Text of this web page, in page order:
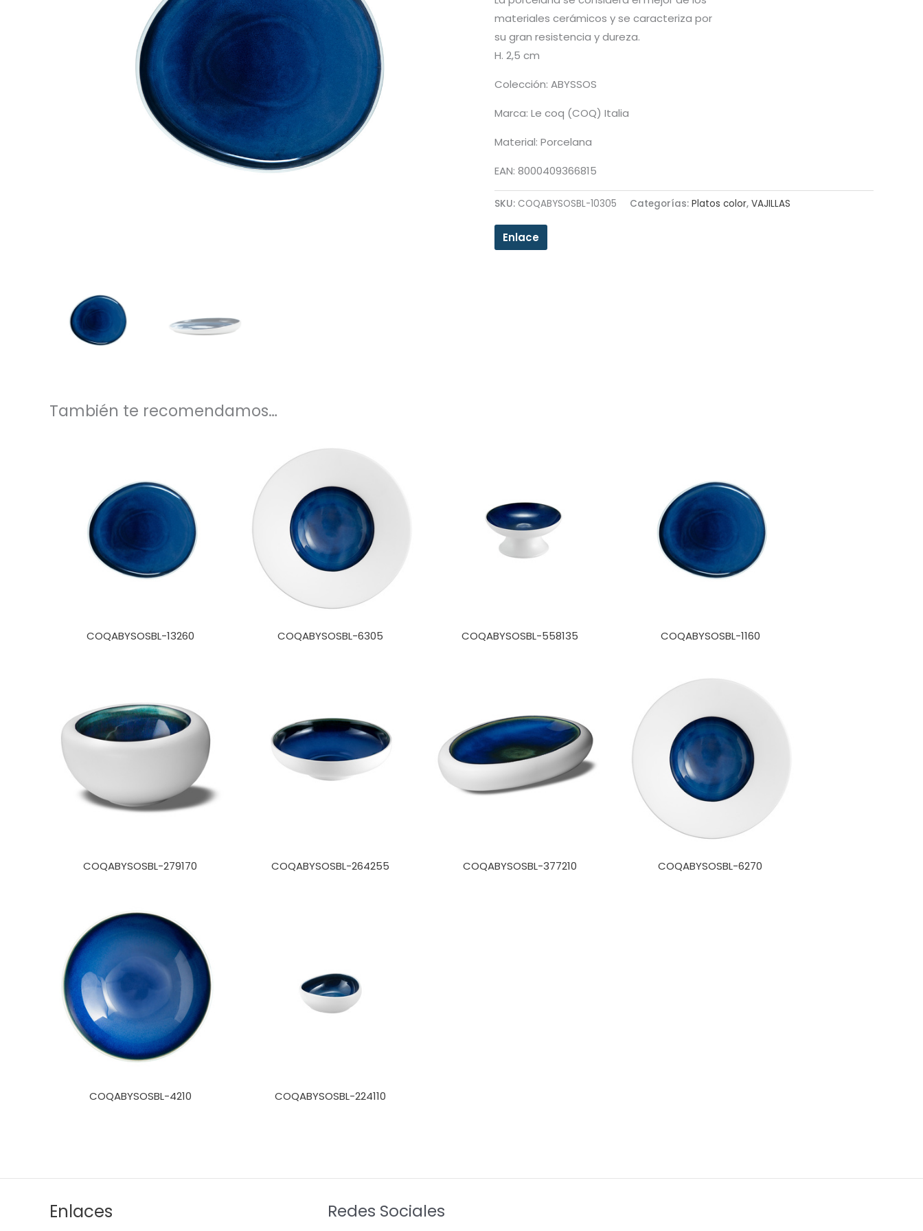
materiales cerámicos y se caracteriza por
su gran resistencia y dureza.
H. 2,5 cm
Colección: ABYSSOS
Marca: Le coq (COQ) Italia
Material: Porcelana
EAN: 8000409366815
SKU: COQABYSOSBL-10305 Categorías: Platos color, VAJILLAS
Enlace
También te recomendamos…
COQABYSOSBL-13260 COQABYSOSBL-6305 COQABYSOSBL-558135 COQABYSOSBL-1160
COQABYSOSBL-279170 COQABYSOSBL-264255 COQABYSOSBL-377210 COQABYSOSBL-6270
COQABYSOSBL-4210 COQABYSOSBL-224110
Enlaces Redes Sociales